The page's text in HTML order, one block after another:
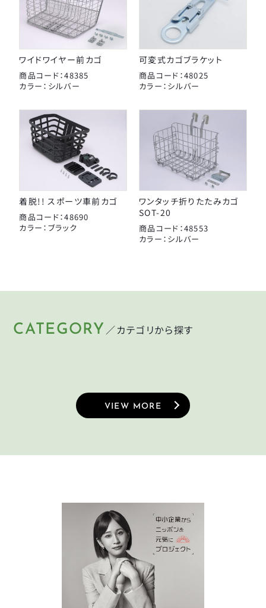
ワイドワイヤー前カゴ
商品コード：48385
カラー：シルバー
可変式カゴブラケット
商品コード：48025
カラー：シルバー
着脱!! スポーツ車前カゴ
商品コード：48690
カラー：ブラック
ワンタッチ折りたたみカゴ
SOT-20
商品コード：48553
カラー：シルバー
CATEGORY ／カテゴリから探す
HELMET LIGHT
VIEW MORE